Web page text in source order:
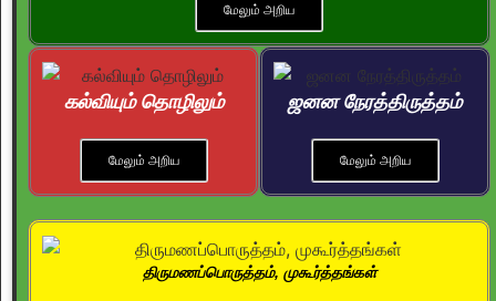
மேலும் அறிய
கல்வியும் தொழிலும்
மேலும் அறிய
ஜனன நேரத்திருத்தம்
மேலும் அறிய
திருமணப்பொருத்தம், முகூர்த்தங்கள்